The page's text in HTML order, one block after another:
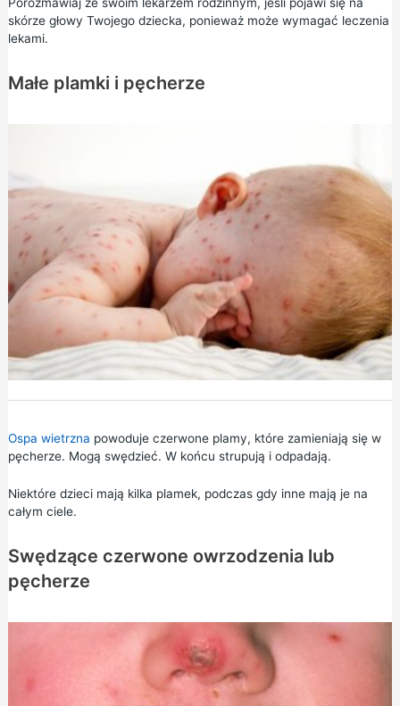
Porozmawiaj ze swoim lekarzem rodzinnym, jeśli pojawi się na
skórze głowy Twojego dziecka, ponieważ może wymagać leczenia
lekami.
Małe plamki i pęcherze
Ospa wietrzna powoduje czerwone plamy, które zamieniają się w
pęcherze. Mogą swędzieć. W końcu strupują i odpadają.
Niektóre dzieci mają kilka plamek, podczas gdy inne mają je na
całym ciele.
Swędzące czerwone owrzodzenia lub
pęcherze